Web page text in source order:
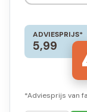
ADVIESPRIJS*
5,99
*Adviesprijs van